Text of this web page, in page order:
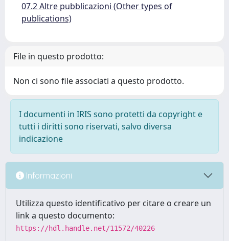
07.2 Altre pubblicazioni (Other types of
publications)
File in questo prodotto:
Non ci sono file associati a questo prodotto.
I documenti in IRIS sono protetti da copyright e
tutti i diritti sono riservati, salvo diversa
indicazione
Informazioni
Utilizza questo identificativo per citare o creare un
link a questo documento:
https://hdl.handle.net/11572/40226